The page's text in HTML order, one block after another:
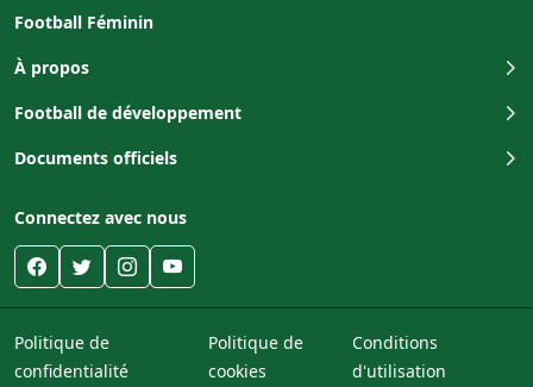
Football Féminin
À propos
Football de développement
Documents officiels
Connectez avec nous
Politique de
confidentialité
Politique de
cookies
Conditions
d'utilisation